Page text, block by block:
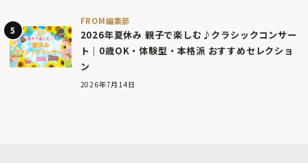
FROM編集部
2026年夏休み 親子で楽しむ♪クラシックコンサー
ト｜0歳OK・体験型・本格派 おすすめセレクショ
ン
2026年7月14日